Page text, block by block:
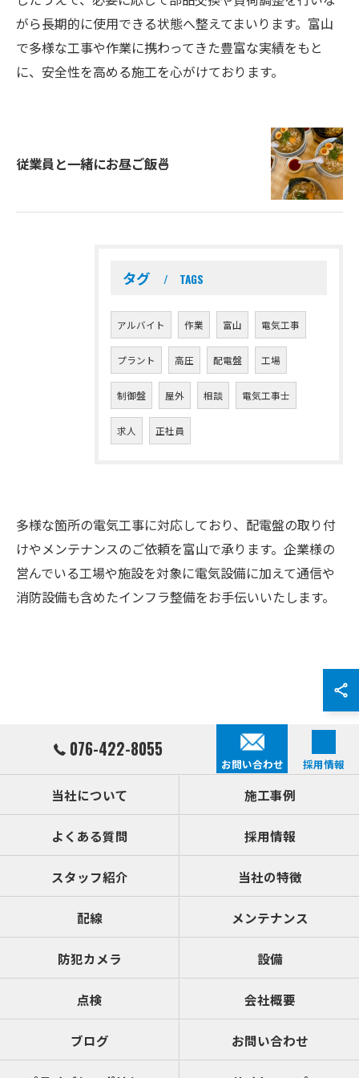
がら長期的に使用できる状態へ整えてまいります。富山
で多様な工事や作業に携わってきた豊富な実績をもと
に、安全性を高める施工を心がけております。
従業員と一緒にお昼ご飯🍜
タグ TAGS
アルバイト 作業 富山 電気工事
プラント 高圧 配電盤 工場
制御盤 屋外 相談 電気工事士
求人 正社員
多様な箇所の電気工事に対応しており、配電盤の取り付
けやメンテナンスのご依頼を富山で承ります。企業様の
営んでいる工場や施設を対象に電気設備に加えて通信や
消防設備も含めたインフラ整備をお手伝いいたします。
076-422-8055
お問い合わせ 採用情報
当社について 施工事例
よくある質問 採用情報
スタッフ紹介 当社の特徴
配線 メンテナンス
防犯カメラ 設備
点検 会社概要
ブログ お問い合わせ